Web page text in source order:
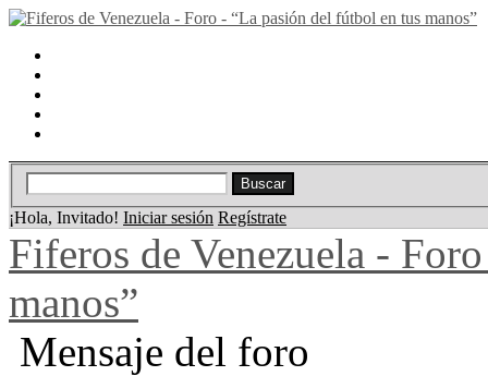
¡Hola, Invitado! Iniciar sesión Regístrate
Fiferos de Venezuela -
manos”
Mensaje del foro